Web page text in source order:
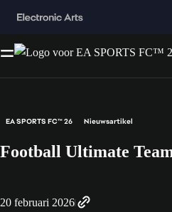
EA SPORTS FC™ 26 Nieuwsartikel
Football Ultimate
20 februari 2026